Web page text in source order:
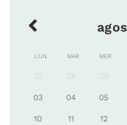
LUN MAR MER
27 28 29
03 04 05
10 11 12